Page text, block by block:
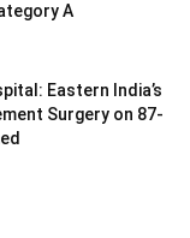
A
Eastern India’s
Surgery on 87-